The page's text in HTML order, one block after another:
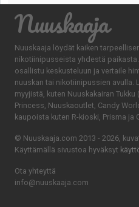
Nuuskaaja
Nuuskaaja löydät kaiken
nikotiinipusseista yhdestä
osallistu keskusteluun ja vertaile
nuuskan tai nikotiinipussien
myyjistä, kuten Nuuskakairan
Princess, Nuuskaoutlet, Candy
kaupoista kuten R-kioski, Prisma ja
© Nuuskaaja.com 2013 - 2026,
Käyttämällä sivustoa hyväksyt
Ota yhteyttä
info@nuuskaaja.com